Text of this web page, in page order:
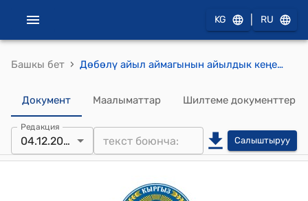
KG RU
Башкы бет › Дѳбѳлү айыл аймагынын айылдык кеңешинин 2023-жылдын 4-декабрындагы № 10/7 "Дөбөлү айыл аймагынын «Ардактуу атуулу» наамын ыйгаруу жөнүндө" токтому
Документ Маалыматтар Шилтеме документтер
Редакция
04.12.2023 Салыштыруу